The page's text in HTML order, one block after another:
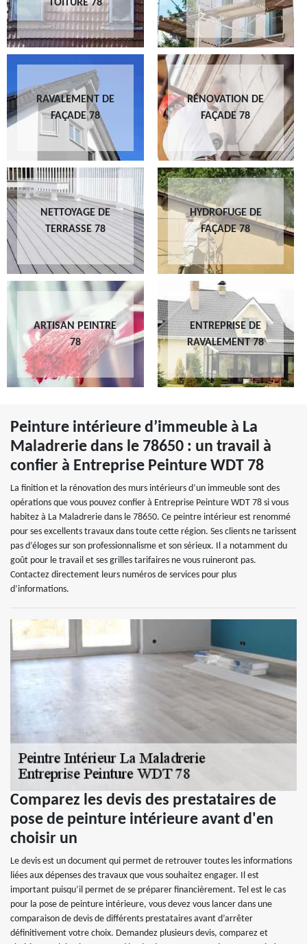
TOITURE 78
RAVALEMENT DE
FAÇADE 78
RÉNOVATION DE
FAÇADE 78
NETTOYAGE DE
TERRASSE 78
HYDROFUGE DE
FAÇADE 78
ARTISAN PEINTRE
78
ENTREPRISE DE
RAVALEMENT 78
Peinture intérieure d’immeuble à La
Maladrerie dans le 78650 : un travail à
confier à Entreprise Peinture WDT 78
La finition et la rénovation des murs intérieurs d’un immeuble sont des
opérations que vous pouvez confier à Entreprise Peinture WDT 78 si vous
habitez à La Maladrerie dans le 78650. Ce peintre intérieur est renommé
pour ses excellents travaux dans toute cette région. Ses clients ne tarissent
pas d’éloges sur son professionnalisme et son sérieux. Il a notamment du
goût pour le travail et ses grilles tarifaires ne vous ruineront pas.
Contactez directement leurs numéros de services pour plus
d’informations.
Comparez les devis des prestataires de
pose de peinture intérieure avant d'en
choisir un
Le devis est un document qui permet de retrouver toutes les informations
liées aux dépenses des travaux que vous souhaitez engager. Il est
important puisqu’il permet de se préparer financièrement. Tel est le cas
pour la pose de peinture intérieure, vous devez vous lancer dans une
comparaison de devis de différents prestataires avant d’arrêter
définitivement votre choix. Demandez plusieurs devis, comparez et